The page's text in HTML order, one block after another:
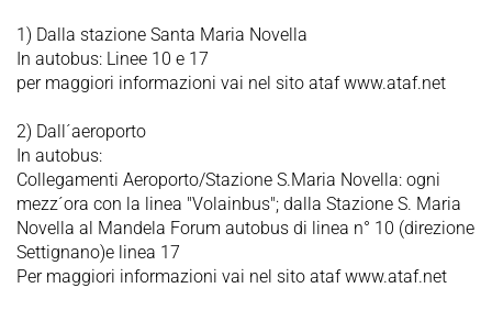
1) Dalla stazione Santa Maria Novella
In autobus: Linee 10 e 17
per maggiori informazioni vai nel sito ataf www.ataf.net
2) Dall´aeroporto
In autobus:
Collegamenti Aeroporto/Stazione S.Maria Novella: ogni
mezz´ora con la linea "Volainbus"; dalla Stazione S. Maria
Novella al Mandela Forum autobus di linea n° 10 (direzione
Settignano)e linea 17
Per maggiori informazioni vai nel sito ataf www.ataf.net